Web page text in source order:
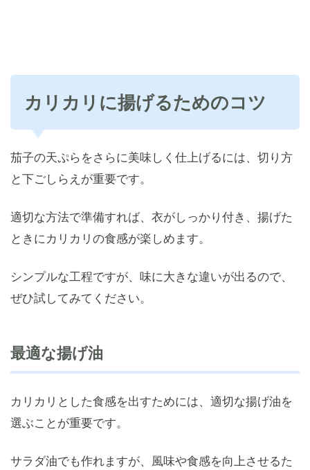
カリカリに揚げるためのコツ
茄子の天ぷらをさらに美味しく仕上げるには、切り方
と下ごしらえが重要です。
適切な方法で準備すれば、衣がしっかり付き、揚げた
ときにカリカリの食感が楽しめます。
シンプルな工程ですが、味に大きな違いが出るので、
ぜひ試してみてください。
最適な揚げ油
カリカリとした食感を出すためには、適切な揚げ油を
選ぶことが重要です。
サラダ油でも作れますが、風味や食感を向上させるた